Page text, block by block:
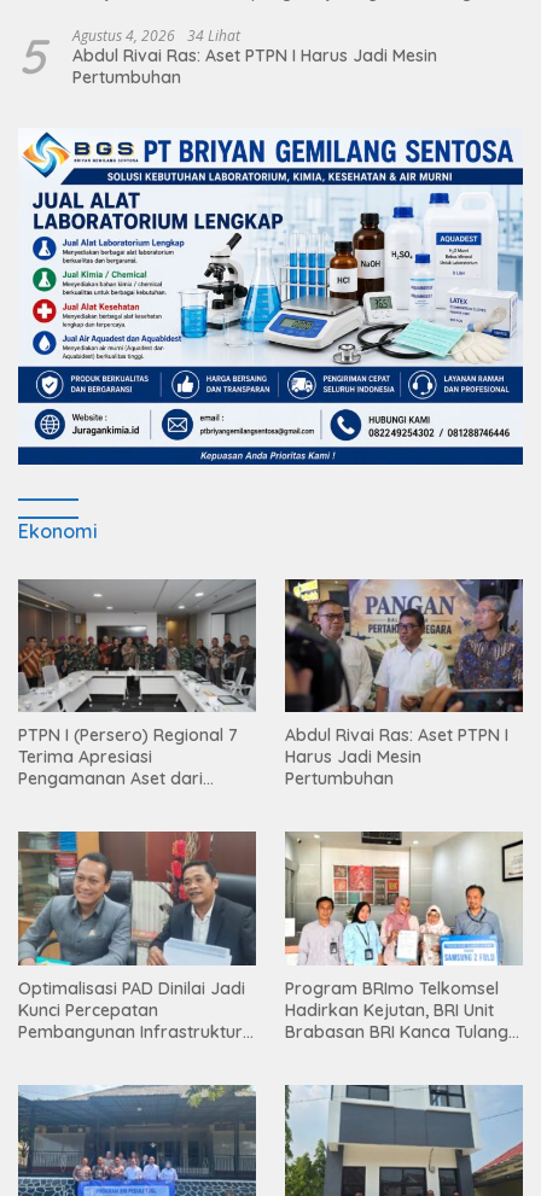
5 Agustus 4, 2026 34 Lihat
Abdul Rivai Ras: Aset PTPN I Harus Jadi Mesin
Pertumbuhan
Ekonomi
PTPN I (Persero) Regional 7
Terima Apresiasi
Pengamanan Aset dari
Abdul Rivai Ras: Aset PTPN I
Harus Jadi Mesin
Pertumbuhan
Optimalisasi PAD Dinilai Jadi
Kunci Percepatan
Pembangunan Infrastruktur
Program BRImo Telkomsel
Hadirkan Kejutan, BRI Unit
Brabasan BRI Kanca Tulang
Mesuji